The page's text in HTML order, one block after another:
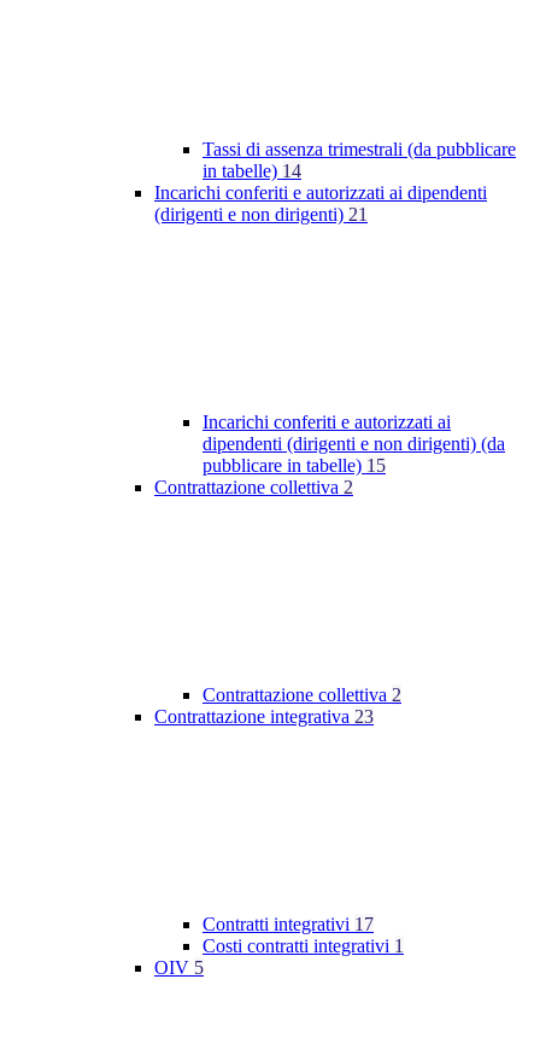
Tassi di assenza trimestrali (da pubblicare
in tabelle) 14
Incarichi conferiti e autorizzati ai dipendenti
(dirigenti e non dirigenti) 21
Incarichi conferiti e autorizzati ai
dipendenti (dirigenti e non dirigenti) (da
pubblicare in tabelle) 15
Contrattazione collettiva 2
Contrattazione collettiva 2
Contrattazione integrativa 23
Contratti integrativi 17
Costi contratti integrativi 1
OIV 5